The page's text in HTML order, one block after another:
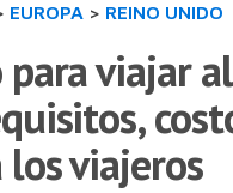
EUROPA > REINO UNIDO
viajar al
viajeros